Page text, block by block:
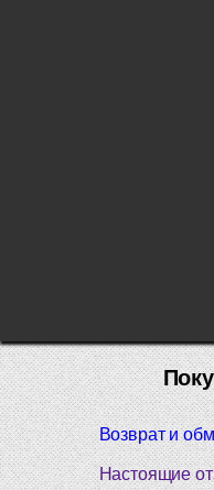
Возврат и
Настоящие